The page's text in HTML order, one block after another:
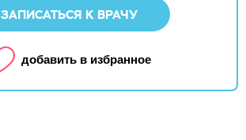
ЗАПИСАТЬСЯ К ВРАЧУ
добавить в избранное